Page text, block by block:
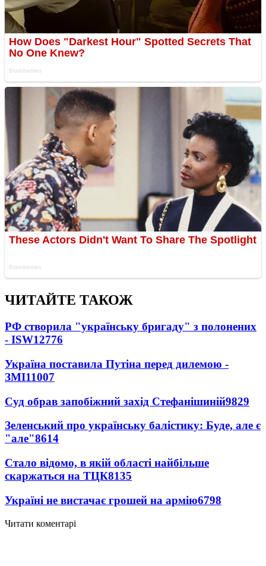
ЧИТАЙТЕ ТАКОЖ
РФ створила "українську бригаду" з полонених
- ISW12776
Україна поставила Путіна перед дилемою -
ЗМІ11007
Суд обрав запобіжний захід Стефанішиній9829
Зеленський про українську балістику: Буде, але є
"але"8614
Стало відомо, в якій області найбільше
скаржаться на ТЦК8135
Україні не вистачає грошей на армію6798
Читати коментарі